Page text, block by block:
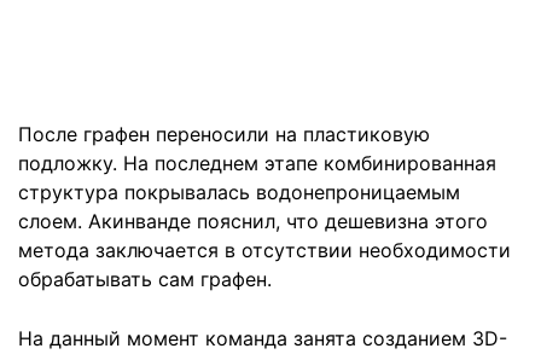
После графен переносили на пластиковую
подложку. На последнем этапе комбинированная
структура покрывалась водонепроницаемым
слоем. Акинванде пояснил, что дешевизна этого
метода заключается в отсутствии необходимости
обрабатывать сам графен.
На данный момент команда занята созданием 3D-